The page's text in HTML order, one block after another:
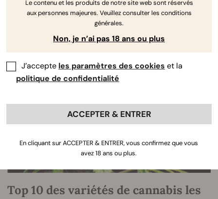
Articles Cannabis Lifestyle
Top 10 des variétés de cannabis les
Le contenu et les produits de notre site web sont réservés
aux personnes majeures. Veuillez consulter les conditions
générales.
Non, je n’ai pas 18 ans ou plus
J’accepte les paramètres des cookies et la
politique de confidentialité
ACCEPTER & ENTRER
En cliquant sur ACCEPTER & ENTRER, vous confirmez que vous
avez 18 ans ou plus.